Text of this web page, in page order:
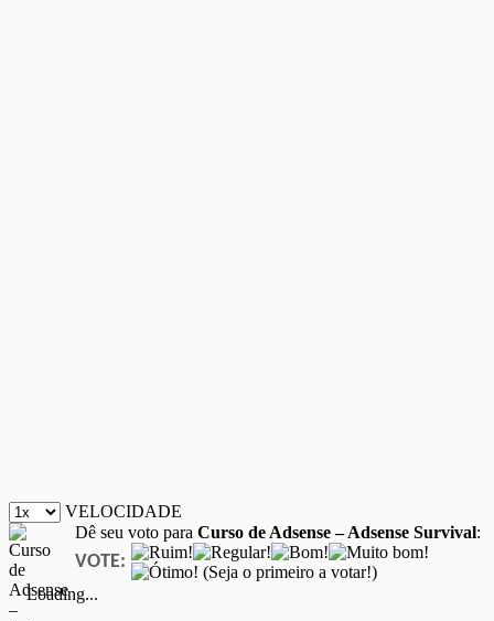
VELOCIDADE
Dê seu voto para Curso de Adsense – Adsense Survival:
VOTE:
(Seja o primeiro a votar!)
Loading...